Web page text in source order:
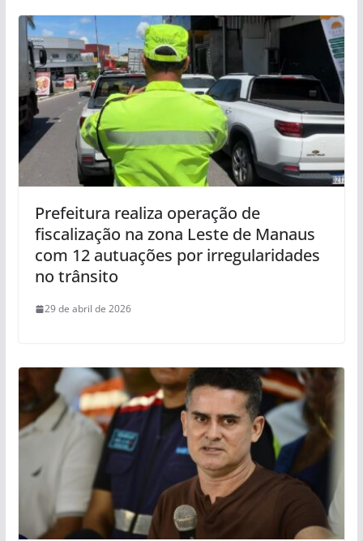
Prefeitura realiza operação de
fiscalização na zona Leste de Manaus
com 12 autuações por irregularidades
no trânsito
29 de abril de 2026